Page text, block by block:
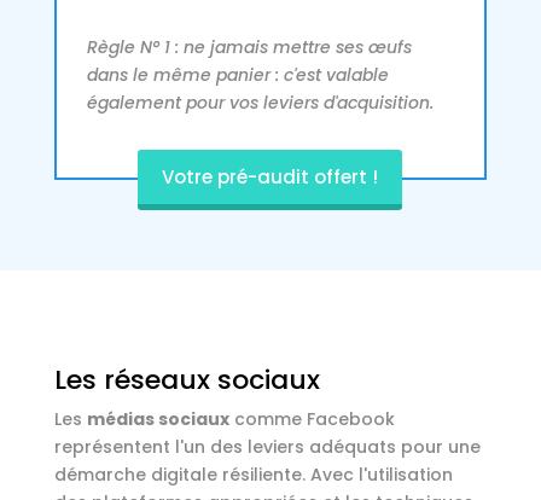
Règle N° 1 : ne jamais mettre ses œufs
dans le même panier : c'est valable
également pour vos leviers d'acquisition.
Votre pré-audit offert !
Les réseaux sociaux
Les médias sociauxcomme Facebook
représentent l'un des leviers adéquats pour une
démarche digitale résiliente. Avec l'utilisation